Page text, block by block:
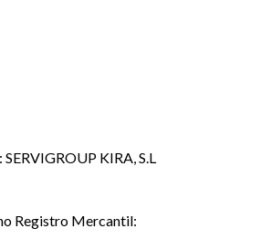
KIRA, S.L
Registro Mercantil: